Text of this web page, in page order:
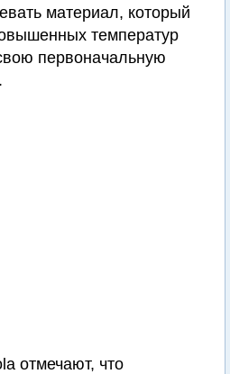
материал, который
температур
первоначальную
.
отмечают, что